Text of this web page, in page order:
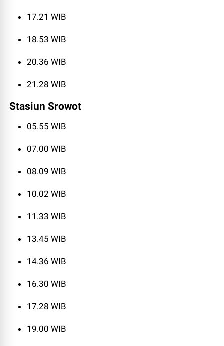
17.21 WIB
18.53 WIB
20.36 WIB
21.28 WIB
Stasiun Srowot
05.55 WIB
07.00 WIB
08.09 WIB
10.02 WIB
11.33 WIB
13.45 WIB
14.36 WIB
16.30 WIB
17.28 WIB
19.00 WIB